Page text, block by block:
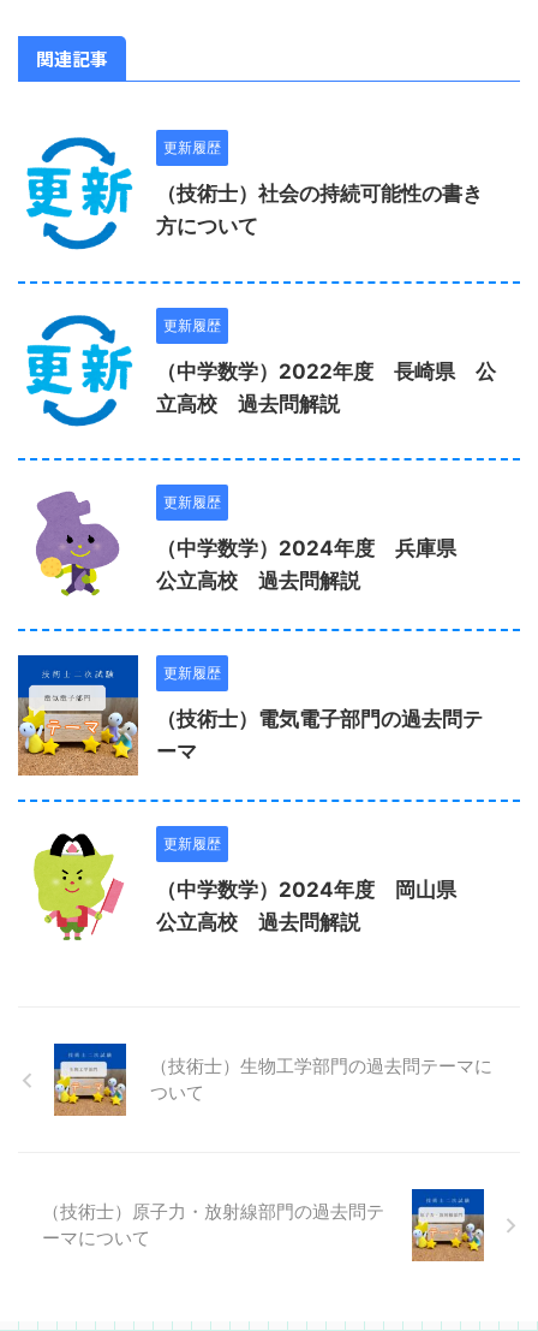
関連記事
更新履歴
（技術士）社会の持続可能性の書き
方について
更新履歴
（中学数学）2022年度 長崎県 公
立高校 過去問解説
更新履歴
（中学数学）2024年度 兵庫県
公立高校 過去問解説
更新履歴
（技術士）電気電子部門の過去問テ
ーマ
更新履歴
（中学数学）2024年度 岡山県
公立高校 過去問解説
（技術士）生物工学部門の過去問テーマに
ついて
（技術士）原子力・放射線部門の過去問テ
ーマについて